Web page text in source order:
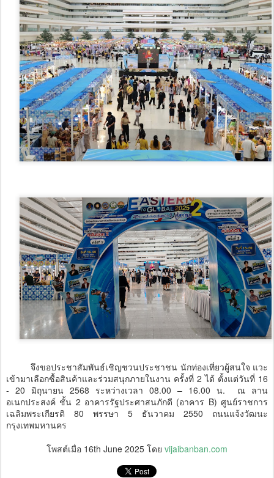
จึงขอประชาสัมพันธ์เชิญชวนประชาชน นักท่องเที่ยวผู้สนใจ แวะ
เข้ามาเลือกซื้อสินค้าและร่วมสนุกภายในงาน ครั้งที่ 2 ได้ ตั้งแต่วันที่ 16
- 20 มิถุนายน 2568 ระหว่างเวลา 08.00 – 16.00 น. ณ ลาน
อเนกประสงค์ ชั้น 2 อาคารรัฐประศาสนภักดี (อาคาร B) ศูนย์ราชการ
เฉลิมพระเกียรติ 80 พรรษา 5 ธันวาคม 2550 ถนนแจ้งวัฒนะ
กรุงเทพมหานคร
โพสต์เมื่อ 16th June 2025 โดย vijaibanban.com